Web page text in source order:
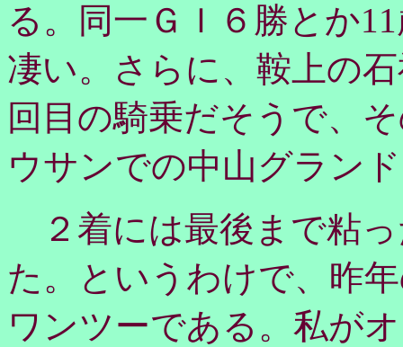
る。同一ＧＩ６勝とか
凄い。さらに、鞍上の
回目の騎乗だそうで、
ウサンでの中山グラン
２着には最後まで粘
た。というわけで、昨
ワンツーである。私が